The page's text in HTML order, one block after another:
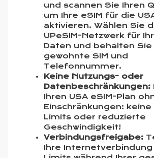
und scannen Sie Ihren
um Ihre eSIM für die
aktivieren. Wählen Sie
UPeSIM-Netzwerk für
Daten und behalten Sie
gewohnte SIM und
Telefonnummer.
Keine Nutzungs- oder
Datenbeschränkungen:
Ihren USA eSIM-Plan
Einschränkungen:
Limits oder reduzierte
Geschwindigkeit!
Verbindungsfreigabe:
Ihre Internetverbindung